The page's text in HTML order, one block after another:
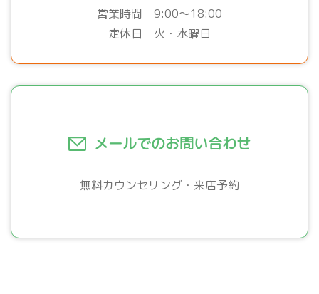
営業時間 9:00～18:00
定休日 火・水曜日
メールでのお問い合わせ
無料カウンセリング・来店予約